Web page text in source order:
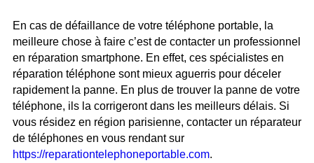
En cas de défaillance de votre téléphone portable, la
meilleure chose à faire c’est de contacter un professionnel
en réparation smartphone. En effet, ces spécialistes en
réparation téléphone sont mieux aguerris pour déceler
rapidement la panne. En plus de trouver la panne de votre
téléphone, ils la corrigeront dans les meilleurs délais. Si
vous résidez en région parisienne, contacter un réparateur
de téléphones en vous rendant sur
https://reparationtelephoneportable.com.